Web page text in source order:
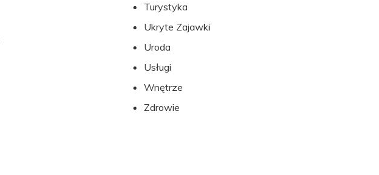
Turystyka
Ukryte Zajawki
Uroda
Usługi
Wnętrze
Zdrowie